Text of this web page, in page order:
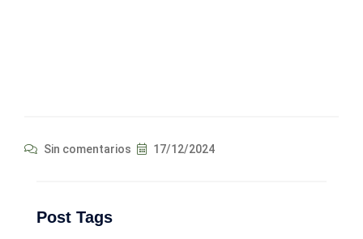
Sin comentarios 17/12/2024
Post Tags